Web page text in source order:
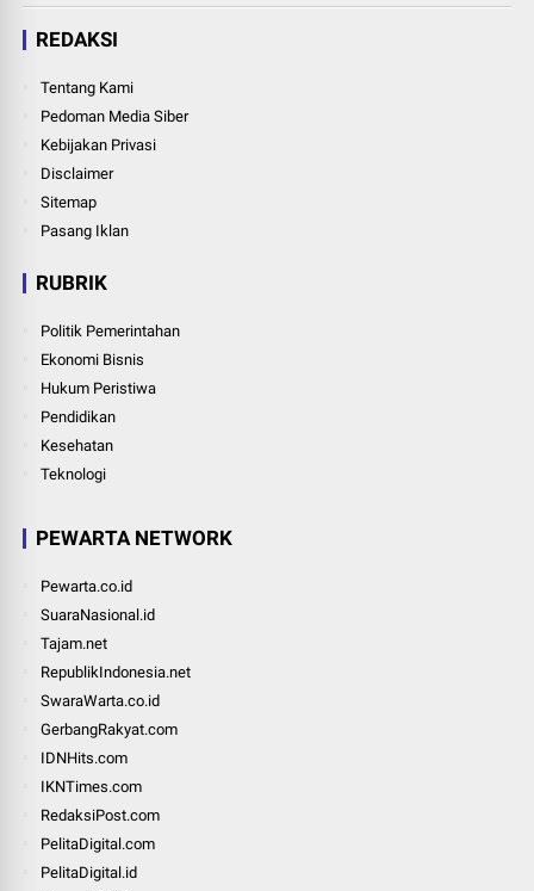
REDAKSI
Tentang Kami
Pedoman Media Siber
Kebijakan Privasi
Disclaimer
Sitemap
Pasang Iklan
RUBRIK
Politik Pemerintahan
Ekonomi Bisnis
Hukum Peristiwa
Pendidikan
Kesehatan
Teknologi
PEWARTA NETWORK
Pewarta.co.id
SuaraNasional.id
Tajam.net
RepublikIndonesia.net
SwaraWarta.co.id
GerbangRakyat.com
IDNHits.com
IKNTimes.com
RedaksiPost.com
PelitaDigital.com
PelitaDigital.id